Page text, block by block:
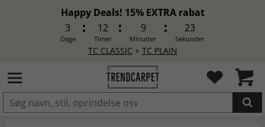
Happy Deals! 15% EXTRA rabat
3
Dage
12
Timer
9
Minutter
21
Sekunder
TC CLASSIC + TC PLAIN